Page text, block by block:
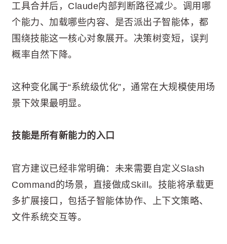
工具合并后，Claude内部判断路径减少。调用哪
个能力、加载哪些内容、是否派出子智能体，都
围绕技能这一核心对象展开。决策树变短，误判
概率自然下降。
这种变化属于“系统级优化”，通常在大规模使用场
景下效果最明显。
技能是所有新能力的入口
官方建议已经非常明确：未来需要自定义Slash
Command的场景，直接做成Skill。技能将承载更
多扩展接口，包括子智能体协作、上下文策略、
文件系统交互等。